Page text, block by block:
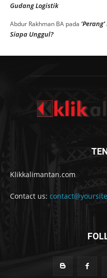
Gudang Logistik
Abdur Rakhman BA pada
Siapa Unggul?
Klikkalimantan.com
Contact us: